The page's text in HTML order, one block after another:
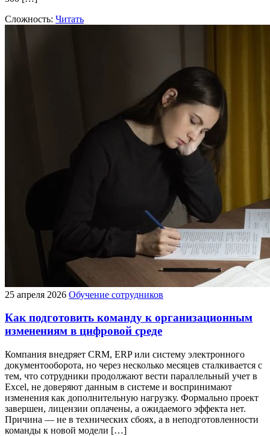
Сложность: Читать
25 апреля 2026 Обучение сотрудников
Как подготовить команду к организационным
изменениям в цифровой среде
Компания внедряет CRM, ERP или систему электронного
документооборота, но через несколько месяцев сталкивается с
тем, что сотрудники продолжают вести параллельный учет в
Excel, не доверяют данным в системе и воспринимают
изменения как дополнительную нагрузку. Формально проект
завершен, лицензии оплачены, а ожидаемого эффекта нет.
Причина — не в технических сбоях, а в неподготовленности
команды к новой модели […]